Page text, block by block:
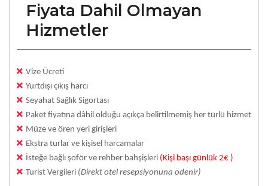
Fiyata Dahil Olmayan
Hizmetler
Vize Ücreti
Yurtdışı çıkış harcı
Seyahat Sağlık Sigortası
Paket fiyatına dâhil olduğu açıkça belirtilmemiş her türlü hizmet
Müze ve ören yeri girişleri
Ekstra turlar ve kişisel harcamalar
İsteğe bağlı şoför ve rehber bahşişleri (Kişi başı günlük 2€ )
Turist Vergileri (Direkt otel resepsiyonuna ödenir)